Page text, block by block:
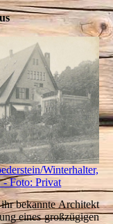
Winterhalter,
- Foto: Privat
bekannte Architekt
eines großzügigen